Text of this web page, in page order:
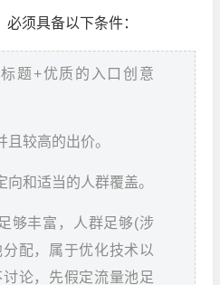
须具备以下条件：
题+优质的入口创意
且较高的出价。
向和适当的人群覆盖。
够丰富，人群足够(涉
配，属于优化技术以
论，先假定流量池足